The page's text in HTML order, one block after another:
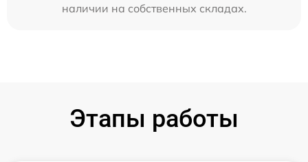
наличии на собственных складах.
Этапы работы